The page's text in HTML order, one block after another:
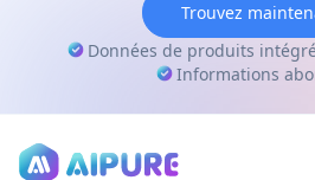
Trouvez
Données de produits
Informations